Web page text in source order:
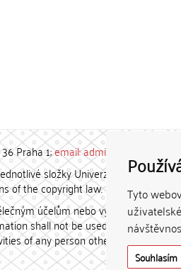
Tyto
Souhlasím
Praha 1;email: admin-repozitar [at]
složky Univerzity Karlovy. /
of the copyright law.
účelům nebo vydávány za
shall not be used for any
of any person other than the author.